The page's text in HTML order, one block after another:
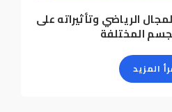
الرياضي وتأثيراته على
المختلفة
المزيد